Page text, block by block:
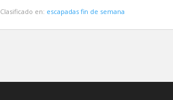
Clasificado en: escapadas fin de semana